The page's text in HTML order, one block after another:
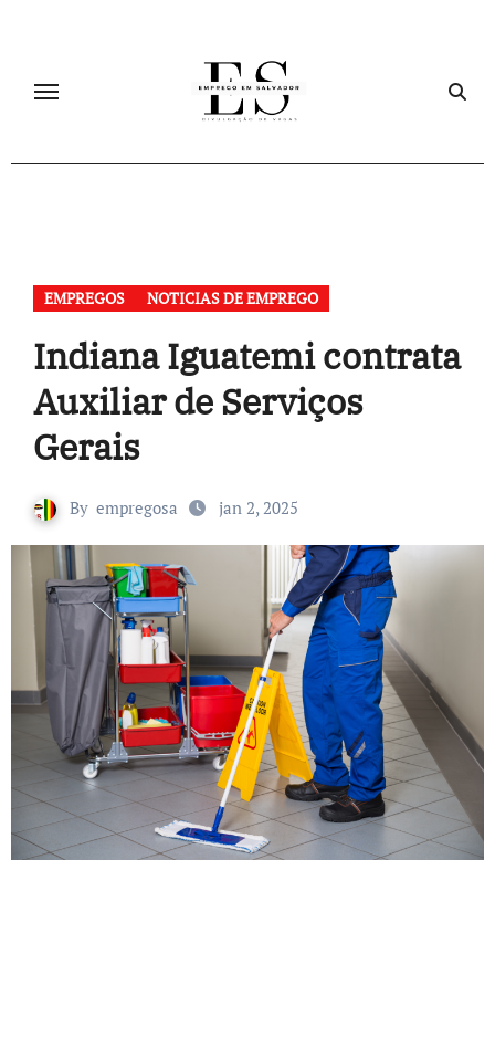
EMPREGOS NOTICIAS DE EMPREGO
Indiana Iguatemi contrata
Auxiliar de Serviços
Gerais
By empregosa jan 2, 2025